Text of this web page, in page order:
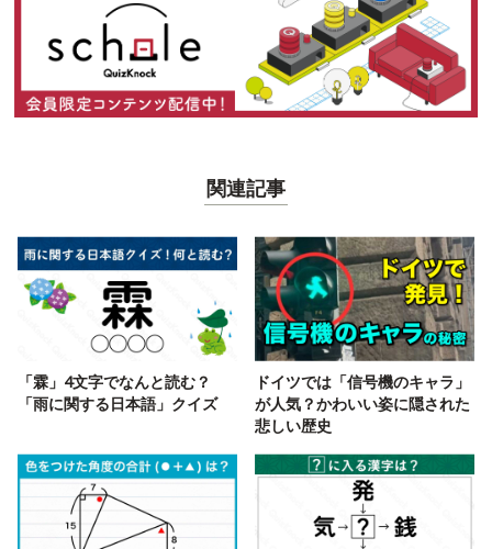
関連記事
「霖」4文字でなんと読む？
「雨に関する日本語」クイズ
ドイツでは「信号機のキャラ」
が人気？かわいい姿に隠された
悲しい歴史